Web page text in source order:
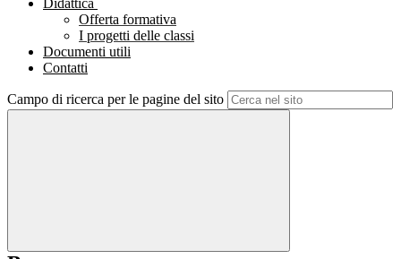
Didattica
Offerta formativa
I progetti delle classi
Documenti utili
Contatti
Campo di ricerca per le pagine del sito